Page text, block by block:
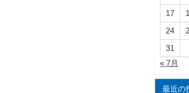
17
24
31
« 7月
最近の